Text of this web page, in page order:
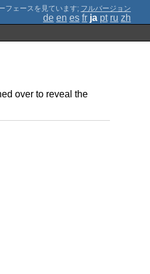
; フルバージョン
de en es fr ja pt ru zh
over to reveal the